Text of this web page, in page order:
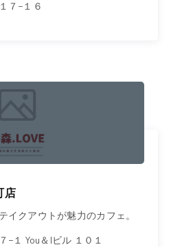
７−１６
店
イクアウトが魅力のカフェ。
１ You＆Iビル １０１